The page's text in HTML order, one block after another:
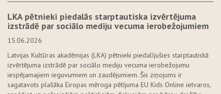
LKA pētnieki piedalās starptautiska izvērtējuma
izstrādē par sociālo mediju vecuma ierobežojumiem
15.06.2026
Latvijas Kultūras akadēmijas (LKA) pētnieki piedalījušies starptautiskā
izvērtējuma izstrādē par sociālo mediju vecuma ierobežojumu
iespējamajiem ieguvumiem un zaudējumiem. Šis ziņojums ir
sagatavots plašāka Eiropas mēroga pētījuma EU Kids Online ietvaros,